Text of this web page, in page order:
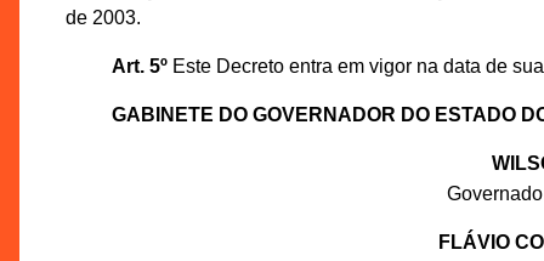
de 2003.
Art. 5ºEste Decreto entra em vigor na data de
GABINETE DO GOVERNADOR DO ESTADO
FLÁVIO